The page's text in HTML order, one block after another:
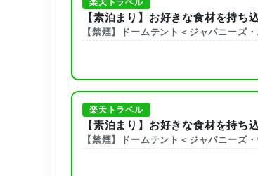
楽天トラベル
【素泊まり】お好きな食材を持ち
【禁煙】ドームテント＜ジャパニーズ
楽天トラベル
【素泊まり】お好きな食材を持ち
【禁煙】ドームテント＜ジャパニーズ